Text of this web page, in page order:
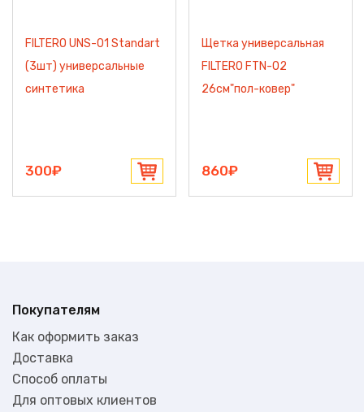
FILTERO UNS-01 Standart
(3шт) универсальные
синтетика
300₽
Щетка универсальная
FILTERO FTN-02
26см"пол-ковер"
860₽
Покупателям
Как оформить заказ
Доставка
Способ оплаты
Для оптовых клиентов